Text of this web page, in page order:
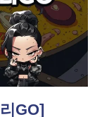
GO]